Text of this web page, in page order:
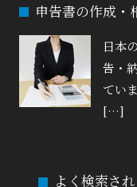
申告書の作成・
日本
告・
てい
[…]
よく検索さ